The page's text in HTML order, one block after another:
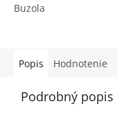
Buzola
Popis Hodnotenie
Podrobný popis